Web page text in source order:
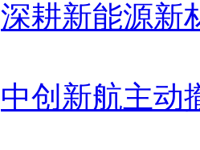
深耕新能源新
中创新航主动